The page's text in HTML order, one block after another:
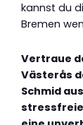
kannst du
Bremen
Vertraue
Västerås
Schmid